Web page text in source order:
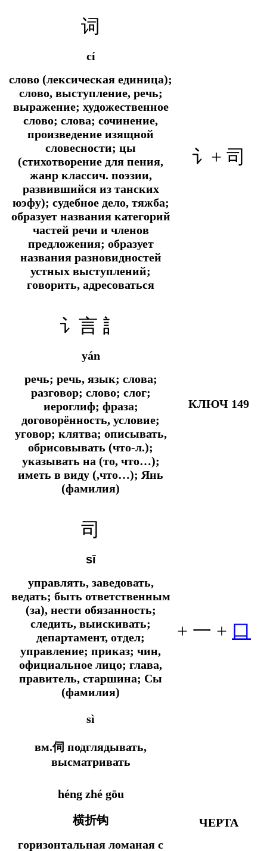
词
cí
слово (лексическая единица);
слово, выступление, речь;
выражение; художественное
слово; слова; сочинение,
произведение изящной
словесности; цы
(стихотворение для пения,
жанр классич. поэзии,
развившийся из танских
юэфу); судебное дело, тяжба;
образует названия категорий
частей речи и членов
предложения; образует
названия разновидностей
устных выступлений;
говорить, адресоваться
讠+ 司
讠言 訁
yán
речь; речь, язык; слова;
разговор; слово; слог;
иероглиф; фраза;
договорённость, условие;
уговор; клятва; описывать,
обрисовывать (что-л.);
указывать на (то, что…);
иметь в виду (,что…); Янь
(фамилия)
КЛЮЧ 149
司
sī
управлять, заведовать,
ведать; быть ответственным
(за), нести обязанность;
следить, выискивать;
департамент, отдел;
управление; приказ; чин,
официальное лицо; глава,
правитель, старшина; Сы
(фамилия)
sì
вм.伺 подглядывать,
высматривать
+ 一 + 口
héng zhé gōu
横折钩
горизонтальная ломаная с
ЧЕРТА